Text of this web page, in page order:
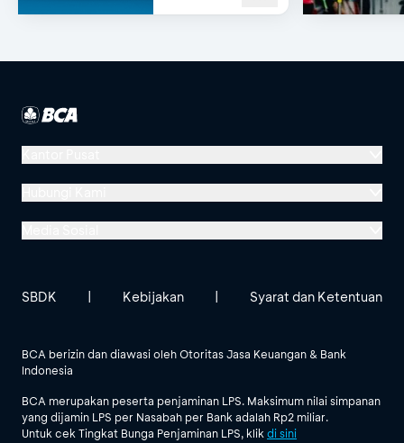
(Same-Day
Menara BCA, Grand Indonesia
Jl. MH Thamrin No. 1
Lihat Semua Media Sosial
BCA berizin dan diawasi oleh Otoritas Jasa Keuangan & Bank
Indonesia
BCA merupakan peserta penjaminan LPS. Maksimum nilai simpanan
yang dijamin LPS per Nasabah per Bank adalah Rp2 miliar.
Untuk cek Tingkat Bunga Penjaminan LPS, klik di sini
SBDK | Kebijakan | Syarat dan Ketentuan